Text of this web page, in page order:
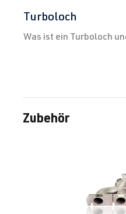
Turboloch
Was ist ein Turboloch
Produktgalerie überspringen
Zubehör